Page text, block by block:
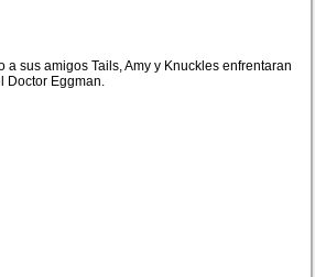
a sus amigos Tails, Amy y Knuckles enfrentaran
Doctor Eggman.